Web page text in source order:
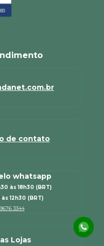
de contato
whatsapp
às 18h30 (BRT)
12h30 (BRT)
3344
Lojas